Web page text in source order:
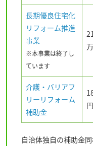
長期優良住宅化
リフォーム推進
事業
※本事業は終了し
ています
介護・バリアフ
リーリフォーム
補助金
円
自治体独自の補助金